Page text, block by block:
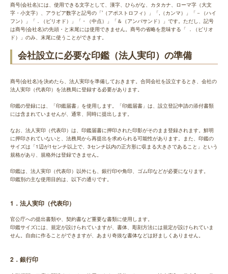
商号(会社名)には、使用できる文字として、漢字、ひらがな、カタカナ、ローマ字（大文
字・小文字）、アラビア数字と記号の「’（アポストロフィ）」「,（カンマ）」「－（ハイ
フン）」「．（ピリオド）」「・（中点）」「＆（アンパサンド）」です。ただし、記号
は商号(会社名)の先頭・と末尾には使用できません。商号の省略を意味する「 ．（ピリオ
ド）」のみ、末尾に使うことができます。
会社設立に必要な印鑑（法人実印）の準備
商号(会社名)を決めたら、法人実印を準備しておきます。合同会社を設立するとき、会社の
法人実印（代表印）を法務局に登録する必要があります。
印鑑の登録には、「印鑑届書」を使用します。「印鑑届書」は、設立登記申請の添付書類
には含まれていませんが、通常、同時に提出します。
なお、法人実印（代表印）は、印鑑届書に押印された印影がそのまま登録されます。鮮明
に押印されていないと、法務局から再提出を求められる可能性があります。また、印鑑の
サイズは「1辺が1センチ以上で、3センチ以内の正方形に収まる大きさであること」という
規格があり、規格外は登録できません。
印鑑は、法人実印（代表印）以外にも、銀行印や角印、ゴム印などが必要になります。
印鑑別の主な使用目的は、以下の通りです。
1．法人実印（代表印）
官公庁への提出書類や、契約書など重要な書類に使用します。
印鑑サイズには、規定が設けられていますが、書体、彫刻方法には規定が設けられていま
せん。自由に作ることができますが、あまり奇抜な書体などは好ましくありません。
2．銀行印